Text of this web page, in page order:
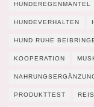
HUNDEREGENMANTEL
HUNDEVERHALTEN
HUND RUHE
KOOPERATION
PRODUKTTEST